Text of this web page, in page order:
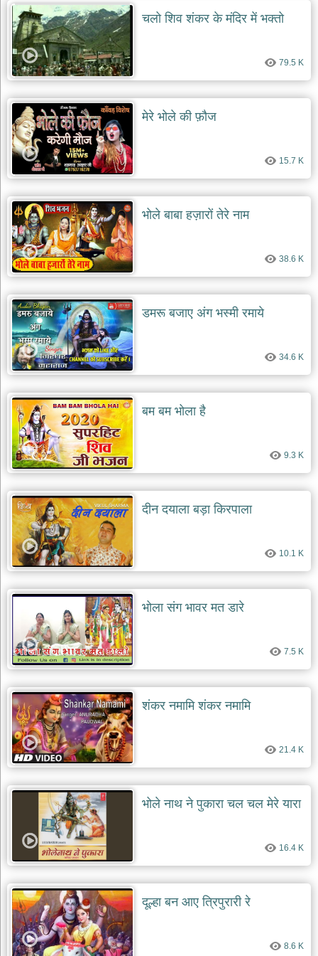
दयाल
भजन
bawa
lal
dayal
bhajans
शनि
देव
भजन
shani
dev
bhajans
आज
भजन
bhajan
of
the
day
भजन
जोड़ें
add
bhajans
चलो शिव शंकर के मंदिर में भक्तो
79.5 K
मेरे भोले की फ़ौज
15.7 K
भोले बाबा हज़ारों तेरे नाम
38.6 K
डमरू बजाए अंग भस्मी रमाये
34.6 K
बम बम भोला है
9.3 K
दीन दयाला बड़ा किरपाला
10.1 K
भोला संग भावर मत डारे
7.5 K
शंकर नमामि शंकर नमामि
21.4 K
भोले नाथ ने पुकारा चल चल मेरे यारा
16.4 K
दूल्हा बन आए त्रिपुरारी रे
8.6 K